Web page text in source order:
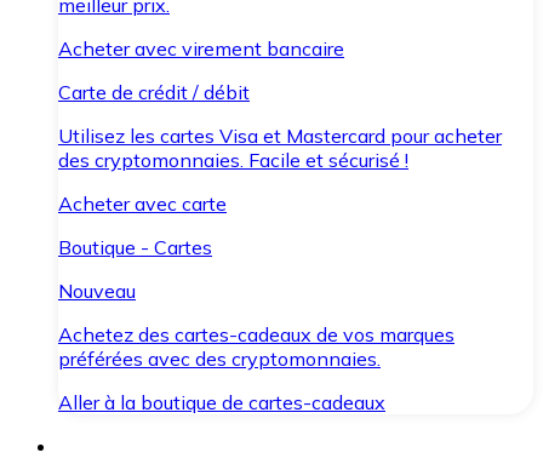
meilleur prix.
Acheter avec virement bancaire
Carte de crédit / débit
Utilisez les cartes Visa et Mastercard pour acheter
des cryptomonnaies. Facile et sécurisé !
Acheter avec carte
Boutique - Cartes
Nouveau
Achetez des cartes-cadeaux de vos marques
préférées avec des cryptomonnaies.
Aller à la boutique de cartes-cadeaux